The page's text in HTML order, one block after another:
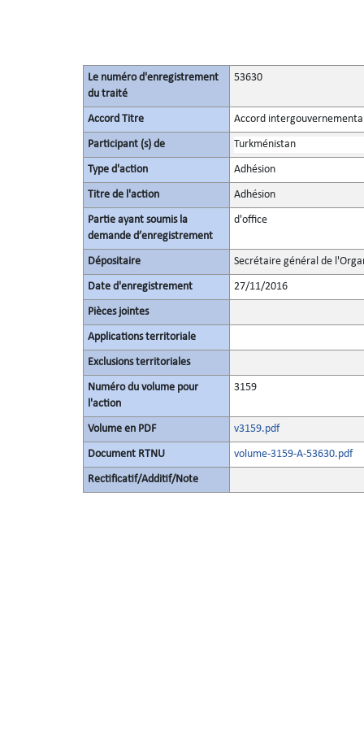
Le numéro d'enregistrement
du traité
53630
Accord Titre Accord
Participant (s) de Turkménistan
Type d'action Adhésion
Titre de l'action Adhésion
Partie ayant soumis la
demande d’enregistrement
d'office
Dépositaire Secrétaire général de
Date d'enregistrement 27/11/2016
Pièces jointes
Applications territoriale
Exclusions territoriales
Numéro du volume pour
l'action
3159
Volume en PDF v3159.pdf
Document RTNU volume-3159-A-53630.pdf
Rectificatif/Additif/Note